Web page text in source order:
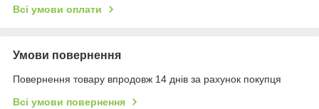
Всі умови оплати
Умови повернення
Повернення товару впродовж 14 днів за рахунок покупця
Всі умови повернення